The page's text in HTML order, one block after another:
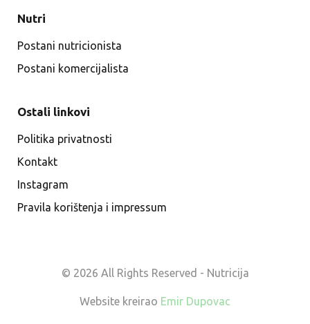
Nutri
Postani nutricionista
Postani komercijalista
Ostali linkovi
Politika privatnosti
Kontakt
Instagram
Pravila korištenja i impressum
© 2026 All Rights Reserved - Nutricija
Website kreirao Emir Dupovac